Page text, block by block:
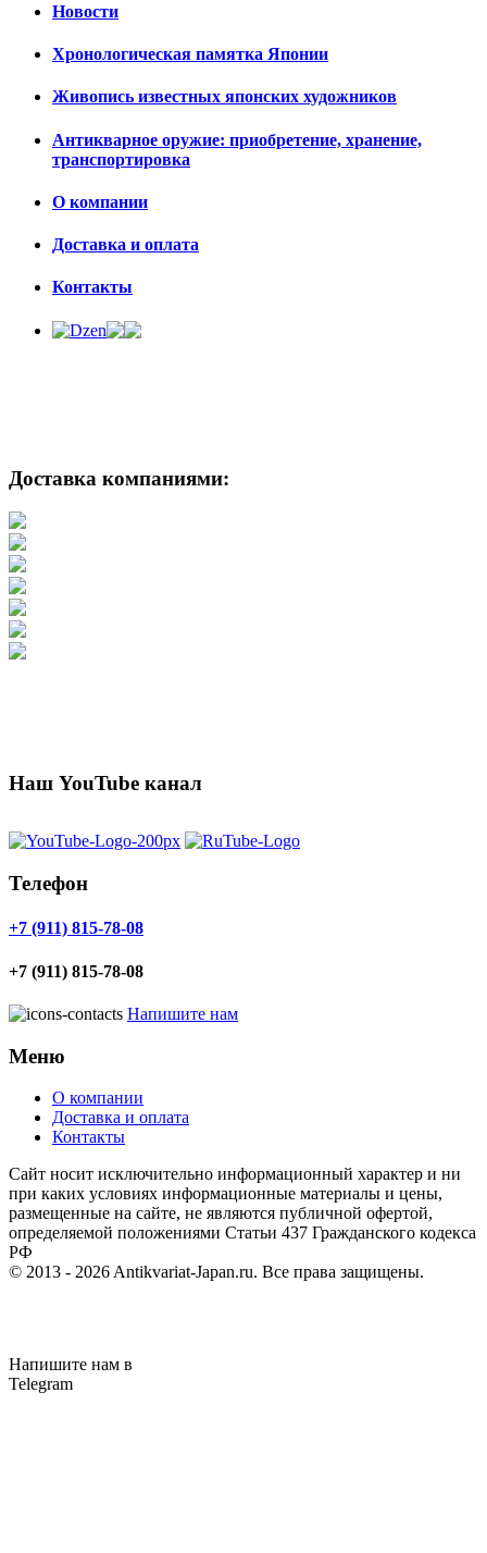
Новости
Хронологическая памятка Японии
Живопись известных японских художников
Антикварное оружие: приобретение, хранение,
транспортировка
О компании
Доставка и оплата
Контакты
Доставка компаниями:
Наш YouTube канал
Телефон
+7 (911) 815-78-08
+7 (911) 815-78-08
Напишите нам
Меню
О компании
Доставка и оплата
Контакты
Cайт носит исключительно информационный характер и ни
при каких условиях информационные материалы и цены,
размещенные на сайте, не являются публичной офертой,
определяемой положениями Статьи 437 Гражданского кодекса
РФ
© 2013 - 2026Antikvariat-Japan.ru. Все права защищены.
Напишите нам в
Telegram